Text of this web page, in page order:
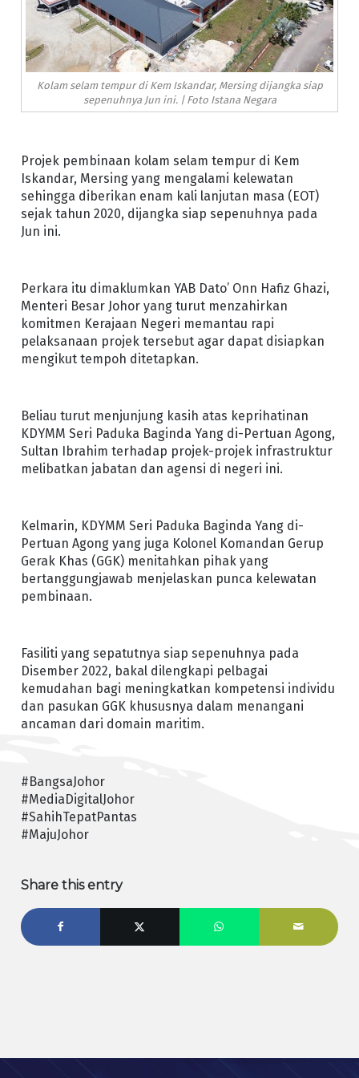
Kolam selam tempur di Kem Iskandar, Mersing dijangka siap
sepenuhnya Jun ini. | Foto Istana Negara
Projek pembinaan kolam selam tempur di Kem
Iskandar, Mersing yang mengalami kelewatan
sehingga diberikan enam kali lanjutan masa (EOT)
sejak tahun 2020, dijangka siap sepenuhnya pada
Jun ini.
Perkara itu dimaklumkan YAB Dato’ Onn Hafiz Ghazi,
Menteri Besar Johor yang turut menzahirkan
komitmen Kerajaan Negeri memantau rapi
pelaksanaan projek tersebut agar dapat disiapkan
mengikut tempoh ditetapkan.
Beliau turut menjunjung kasih atas keprihatinan
KDYMM Seri Paduka Baginda Yang di-Pertuan Agong,
Sultan Ibrahim terhadap projek-projek infrastruktur
melibatkan jabatan dan agensi di negeri ini.
Kelmarin, KDYMM Seri Paduka Baginda Yang di-
Pertuan Agong yang juga Kolonel Komandan Gerup
Gerak Khas (GGK) menitahkan pihak yang
bertanggungjawab menjelaskan punca kelewatan
pembinaan.
Fasiliti yang sepatutnya siap sepenuhnya pada
Disember 2022, bakal dilengkapi pelbagai
kemudahan bagi meningkatkan kompetensi individu
dan pasukan GGK khususnya dalam menangani
ancaman dari domain maritim.
#BangsaJohor
#MediaDigitalJohor
#SahihTepatPantas
#MajuJohor
Share this entry